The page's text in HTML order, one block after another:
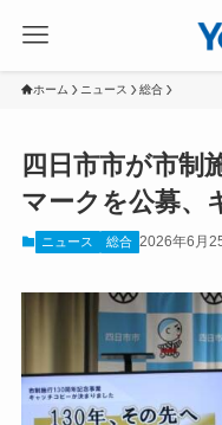
ホーム ニュース 総合
四日市市が市制
マークを公募、
ニュース 総合 2026年6月